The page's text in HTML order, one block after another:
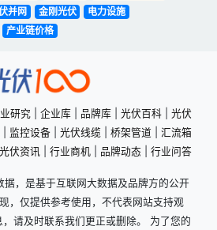
并网 金刚光伏
电力设施
产业链价格
研究 企业库 品牌库 光伏百科
光伏
监控设备 光伏线缆 桥架管道
汇流箱
光伏资讯 行业商机 品牌动态 行业问答
据，是基于互联网大数据及品牌方的公开
，仅提供参考使用，不代表网站支持观
请及时联系我们更正或删除。 为了您的